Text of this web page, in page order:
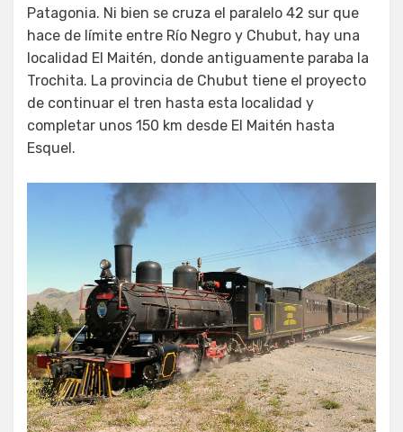
Patagonia. Ni bien se cruza el paralelo 42 sur que
hace de límite entre Río Negro y Chubut, hay una
localidad El Maitén, donde antiguamente paraba la
Trochita. La provincia de Chubut tiene el proyecto
de continuar el tren hasta esta localidad y
completar unos 150 km desde El Maitén hasta
Esquel.